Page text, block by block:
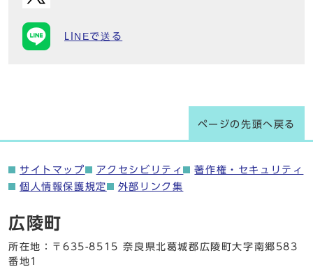
LINEで送る
ページの先頭へ戻る
サイトマップ アクセシビリティ
著作権・セキュリティ
個人情報保護規定
外部リンク集
広陵町
所在地：〒635-8515 奈良県北葛城郡広陵町大字南郷583
番地1